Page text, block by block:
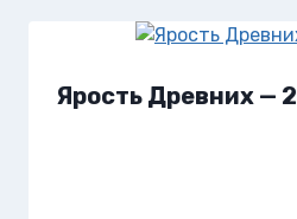
Ярость Древних — 2